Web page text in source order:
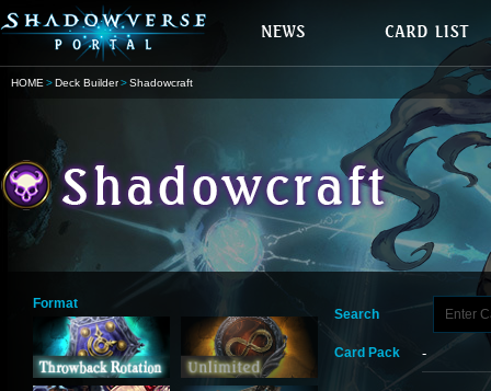
HOME Deck Builder Shadowcraft
Format
Search
Card Pack